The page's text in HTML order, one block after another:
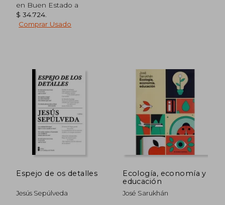
en Buen Estado a
$ 34.724
Comprar Usado
Espejo de os detalles
Jesús Sepúlveda
Ecología, economía y
educación
José Sarukhán